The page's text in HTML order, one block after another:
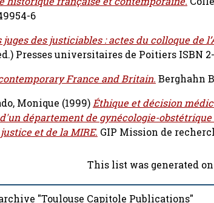
6
des justiciables : actes du colloque de
Presses universitaires de Poitiers ISBN
France and Britain. Berghahn
Monique (1999)Éthique et décision
département de gynécologie-obstétrique
et de la MIRE. GIP Mission de
This list was generated on
"Toulouse Capitole Publications"